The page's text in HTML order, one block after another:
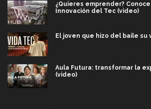
¿Quieres emprender?
Innovación del Tec (video)
El joven que hizo del baile su
Aula Futura: transformar la
(video)